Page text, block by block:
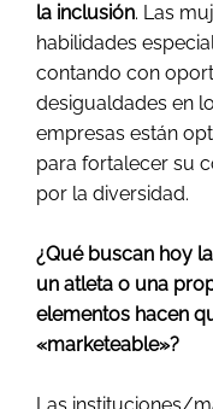
la inclusión. Las
habilidades
contando con
desigualdades en
empresas están
para fortalecer su
por la diversidad.
¿Qué buscan hoy
un atleta o una
elementos hacen
«marketeable»?